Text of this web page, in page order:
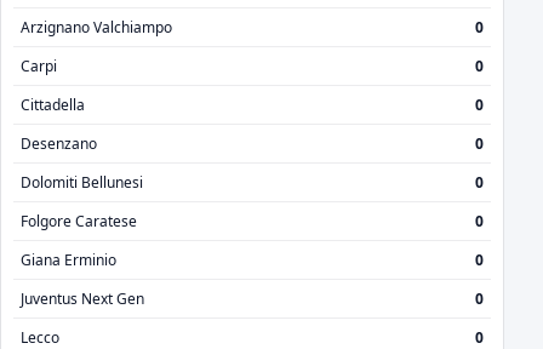
Arzignano Valchiampo
0
Carpi
0
Cittadella
0
Desenzano
0
Dolomiti Bellunesi
0
Folgore Caratese
0
Giana Erminio
0
Juventus Next Gen
0
Lecco
0